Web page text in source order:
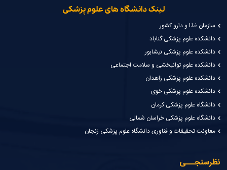
لینک دانشگاه های علوم پزشکی
سازمان غذا و دارو کشور
دانشکده علوم پزشکی گناباد
دانشکده علوم پزشکی نیشابور
دانشکده علوم توانبخشی و سلامت اجتماعی
دانشکده علوم پزشکی زاهدان
دانشکده علوم پزشکی خوی
دانشگاه علوم پزشکی کرمان
دانشگاه علوم پزشکی خراسان شمالی
معاونت تحقیقات و فناوری دانشگاه علوم پزشکی زنجان
نظرسنجـــی